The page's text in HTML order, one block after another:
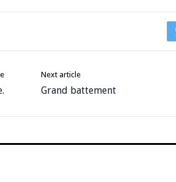
Next article
Grand battement